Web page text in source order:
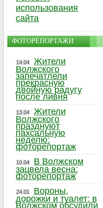
использования
сайта
ФОТОРЕПОРТАЖИ
14.04
Жители
Волжского
запечатлели
прекрасную
двойную радугу
после ливня
13.04
Жители
Волжского
празднуют
пахсальную
неделю:
фоторепортаж
10.04
В Волжском
зацвела весна:
фоторепортаж
24.01
Вороны,
дорожки и туалет: в
Волжском обсудили